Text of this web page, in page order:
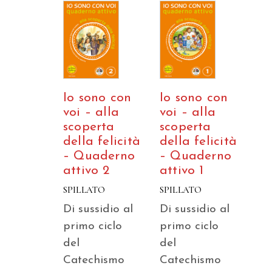
Io sono con
voi – alla
scoperta
della felicità
– Quaderno
attivo 2
SPILLATO
Di sussidio al
primo ciclo
del
Catechismo
Io sono con
voi – alla
scoperta
della felicità
– Quaderno
attivo 1
SPILLATO
Di sussidio al
primo ciclo
del
Catechismo